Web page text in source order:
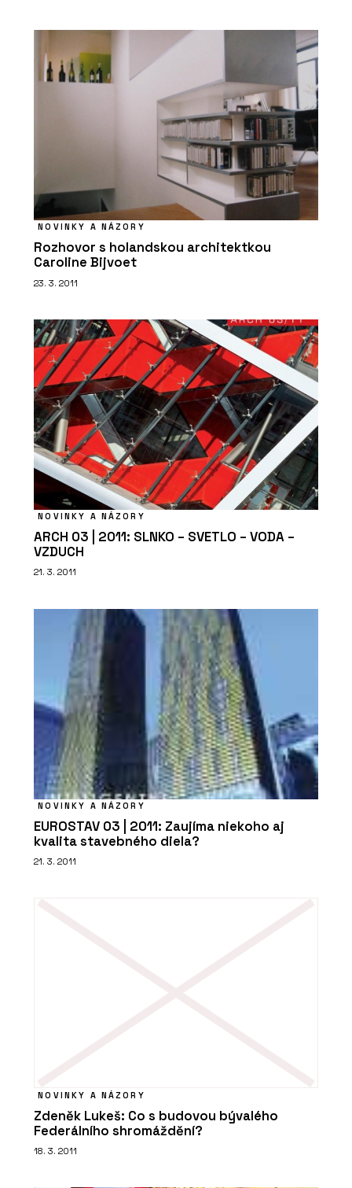
Veřejné zakázky - SNTD
ČLÁNKY
Smlouva o dílo se stavební firmou.
Hlavní je definovat, co chcete
NOVINKY A NÁZORY
Rozhovor s holandskou architektkou
Caroline Bijvoet
23. 3. 2011
NOVINKY A NÁZORY
ARCH 03 | 2011: SLNKO – SVETLO – VODA –
VZDUCH
21. 3. 2011
NOVINKY A NÁZORY
EUROSTAV 03 | 2011: Zaujíma niekoho aj
kvalita stavebného diela?
21. 3. 2011
NOVINKY A NÁZORY
Zdeněk Lukeš: Co s budovou bývalého
Federálního shromáždění?
18. 3. 2011